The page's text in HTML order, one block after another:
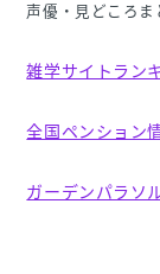
声優・見どころ
雑学サイトラン
全国ペンション
ガーデンパラソ